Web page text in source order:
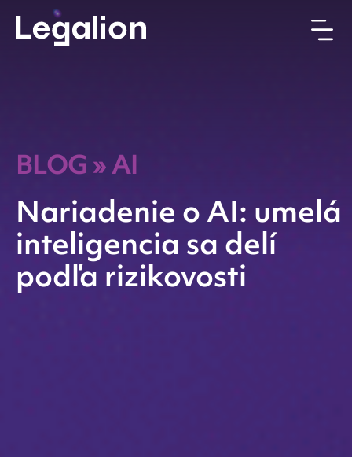
BLOG »AI
Nariadenie o AI: umelá
inteligencia sa delí
podľa rizikovosti